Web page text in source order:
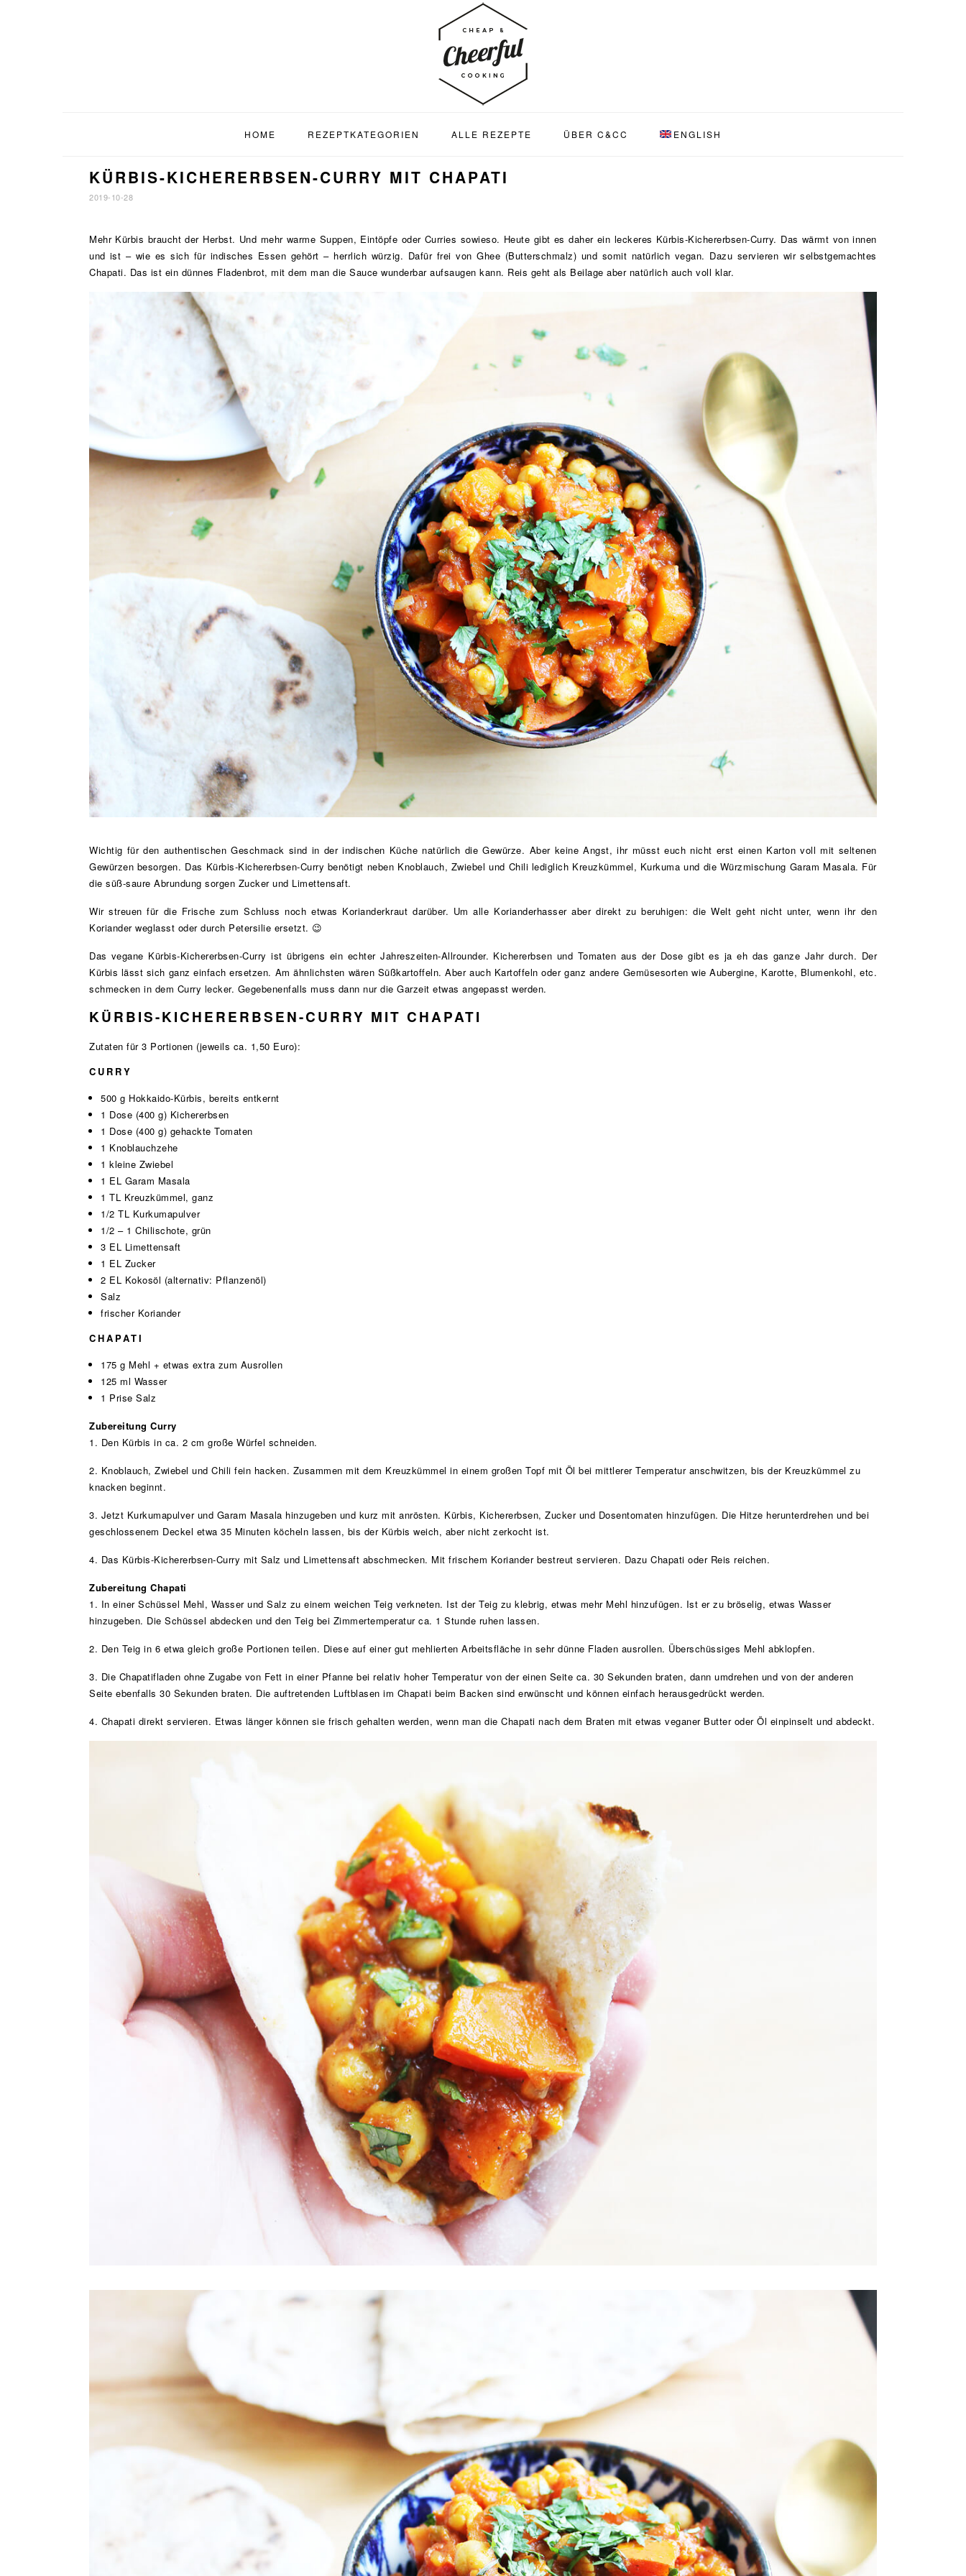
HOME REZEPTKATEGORIEN ALLE REZEPTE ÜBER C&CC ENGLISH
KÜRBIS-KICHERERBSEN-CURRY MIT CHAPATI
2019-10-28
Mehr Kürbis braucht der Herbst. Und mehr warme Suppen, Eintöpfe oder Curries sowieso. Heute gibt es daher ein leckeres Kürbis-Kichererbsen-Curry. Das wärmt von innen
und ist – wie es sich für indisches Essen gehört – herrlich würzig. Dafür frei von Ghee (Butterschmalz) und somit natürlich vegan. Dazu servieren wir selbstgemachtes
Chapati. Das ist ein dünnes Fladenbrot, mit dem man die Sauce wunderbar aufsaugen kann. Reis geht als Beilage aber natürlich auch voll klar.
Wichtig für den authentischen Geschmack sind in der indischen Küche natürlich die Gewürze. Aber keine Angst, ihr müsst euch nicht erst einen Karton voll mit seltenen
Gewürzen besorgen. Das Kürbis-Kichererbsen-Curry benötigt neben Knoblauch, Zwiebel und Chili lediglich Kreuzkümmel, Kurkuma und die Würzmischung Garam Masala. Für
die süß-saure Abrundung sorgen Zucker und Limettensaft.
Wir streuen für die Frische zum Schluss noch etwas Korianderkraut darüber. Um alle Korianderhasser aber direkt zu beruhigen: die Welt geht nicht unter, wenn ihr den
Koriander weglasst oder durch Petersilie ersetzt. 😉
Das vegane Kürbis-Kichererbsen-Curry ist übrigens ein echter Jahreszeiten-Allrounder. Kichererbsen und Tomaten aus der Dose gibt es ja eh das ganze Jahr durch. Der
Kürbis lässt sich ganz einfach ersetzen. Am ähnlichsten wären Süßkartoffeln. Aber auch Kartoffeln oder ganz andere Gemüsesorten wie Aubergine, Karotte, Blumenkohl, etc.
schmecken in dem Curry lecker. Gegebenenfalls muss dann nur die Garzeit etwas angepasst werden.
KÜRBIS-KICHERERBSEN-CURRY MIT CHAPATI
Zutaten für 3 Portionen (jeweils ca. 1,50 Euro):
CURRY
500 g Hokkaido-Kürbis, bereits entkernt
1 Dose (400 g) Kichererbsen
1 Dose (400 g) gehackte Tomaten
1 Knoblauchzehe
1 kleine Zwiebel
1 EL Garam Masala
1 TL Kreuzkümmel, ganz
1/2 TL Kurkumapulver
1/2 – 1 Chilischote, grün
3 EL Limettensaft
1 EL Zucker
2 EL Kokosöl (alternativ: Pflanzenöl)
Salz
frischer Koriander
CHAPATI
175 g Mehl + etwas extra zum Ausrollen
125 ml Wasser
1 Prise Salz
Zubereitung Curry
1. Den Kürbis in ca. 2 cm große Würfel schneiden.
2. Knoblauch, Zwiebel und Chili fein hacken. Zusammen mit dem Kreuzkümmel in einem großen Topf mit Öl bei mittlerer Temperatur anschwitzen, bis der Kreuzkümmel zu
knacken beginnt.
3. Jetzt Kurkumapulver und Garam Masala hinzugeben und kurz mit anrösten. Kürbis, Kichererbsen, Zucker und Dosentomaten hinzufügen. Die Hitze herunterdrehen und bei
geschlossenem Deckel etwa 35 Minuten köcheln lassen, bis der Kürbis weich, aber nicht zerkocht ist.
4. Das Kürbis-Kichererbsen-Curry mit Salz und Limettensaft abschmecken. Mit frischem Koriander bestreut servieren. Dazu Chapati oder Reis reichen.
Zubereitung Chapati
1. In einer Schüssel Mehl, Wasser und Salz zu einem weichen Teig verkneten. Ist der Teig zu klebrig, etwas mehr Mehl hinzufügen. Ist er zu bröselig, etwas Wasser
hinzugeben. Die Schüssel abdecken und den Teig bei Zimmertemperatur ca. 1 Stunde ruhen lassen.
2. Den Teig in 6 etwa gleich große Portionen teilen. Diese auf einer gut mehlierten Arbeitsfläche in sehr dünne Fladen ausrollen. Überschüssiges Mehl abklopfen.
3. Die Chapatifladen ohne Zugabe von Fett in einer Pfanne bei relativ hoher Temperatur von der einen Seite ca. 30 Sekunden braten, dann umdrehen und von der anderen
Seite ebenfalls 30 Sekunden braten. Die auftretenden Luftblasen im Chapati beim Backen sind erwünscht und können einfach herausgedrückt werden.
4. Chapati direkt servieren. Etwas länger können sie frisch gehalten werden, wenn man die Chapati nach dem Braten mit etwas veganer Butter oder Öl einpinselt und abdeckt.